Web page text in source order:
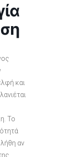
και
Το
αν